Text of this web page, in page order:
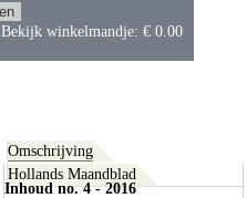
Bekijk winkelmandje: € 0.00
Omschrijving
Inhoud no. 4 - 2016
Hollands Maandblad